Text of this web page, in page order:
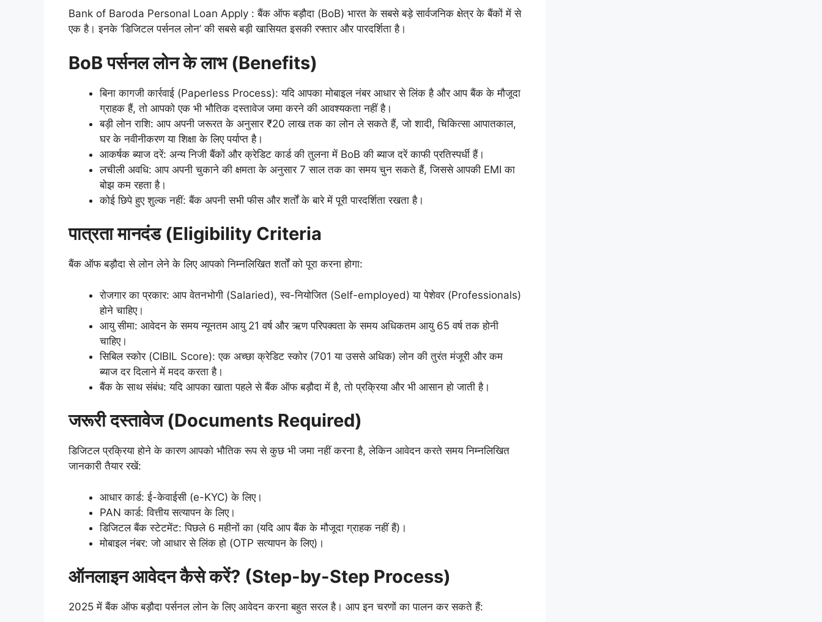
Bank of Baroda Personal Loan Apply : बैंक ऑफ बड़ौदा (BoB) भारत के सबसे बड़े सार्वजनिक क्षेत्र के बैंकों में से
एक है। इनके ‘डिजिटल पर्सनल लोन’ की सबसे बड़ी खासियत इसकी रफ्तार और पारदर्शिता है।
BoB पर्सनल लोन के लाभ (Benefits)
बिना कागजी कार्रवाई (Paperless Process): यदि आपका मोबाइल नंबर आधार से लिंक है और आप बैंक के मौजूदा
ग्राहक हैं, तो आपको एक भी भौतिक दस्तावेज जमा करने की आवश्यकता नहीं है।
बड़ी लोन राशि: आप अपनी जरूरत के अनुसार ₹20 लाख तक का लोन ले सकते हैं, जो शादी, चिकित्सा आपातकाल,
घर के नवीनीकरण या शिक्षा के लिए पर्याप्त है।
आकर्षक ब्याज दरें: अन्य निजी बैंकों और क्रेडिट कार्ड की तुलना में BoB की ब्याज दरें काफी प्रतिस्पर्धी हैं।
लचीली अवधि: आप अपनी चुकाने की क्षमता के अनुसार 7 साल तक का समय चुन सकते हैं, जिससे आपकी EMI का
बोझ कम रहता है।
कोई छिपे हुए शुल्क नहीं: बैंक अपनी सभी फीस और शर्तों के बारे में पूरी पारदर्शिता रखता है।
पात्रता मानदंड (Eligibility Criteria
बैंक ऑफ बड़ौदा से लोन लेने के लिए आपको निम्नलिखित शर्तों को पूरा करना होगा:
रोजगार का प्रकार: आप वेतनभोगी (Salaried), स्व-नियोजित (Self-employed) या पेशेवर (Professionals)
होने चाहिए।
आयु सीमा: आवेदन के समय न्यूनतम आयु 21 वर्ष और ऋण परिपक्वता के समय अधिकतम आयु 65 वर्ष तक होनी
चाहिए।
सिबिल स्कोर (CIBIL Score): एक अच्छा क्रेडिट स्कोर (701 या उससे अधिक) लोन की तुरंत मंजूरी और कम
ब्याज दर दिलाने में मदद करता है।
बैंक के साथ संबंध: यदि आपका खाता पहले से बैंक ऑफ बड़ौदा में है, तो प्रक्रिया और भी आसान हो जाती है।
जरूरी दस्तावेज (Documents Required)
डिजिटल प्रक्रिया होने के कारण आपको भौतिक रूप से कुछ भी जमा नहीं करना है, लेकिन आवेदन करते समय निम्नलिखित
जानकारी तैयार रखें:
आधार कार्ड: ई-केवाईसी (e-KYC) के लिए।
PAN कार्ड: वित्तीय सत्यापन के लिए।
डिजिटल बैंक स्टेटमेंट: पिछले 6 महीनों का (यदि आप बैंक के मौजूदा ग्राहक नहीं हैं)।
मोबाइल नंबर: जो आधार से लिंक हो (OTP सत्यापन के लिए)।
ऑनलाइन आवेदन कैसे करें? (Step-by-Step Process)
2025 में बैंक ऑफ बड़ौदा पर्सनल लोन के लिए आवेदन करना बहुत सरल है। आप इन चरणों का पालन कर सकते हैं: